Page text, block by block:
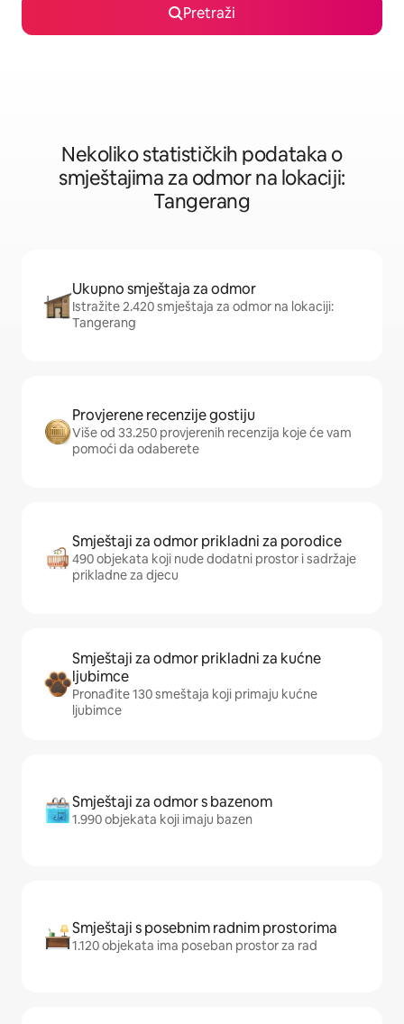
Pretraži
Nekoliko statističkih podataka o
smještajima za odmor na lokaciji:
Tangerang
Ukupno smještaja za odmor
Istražite 2.420 smještaja za odmor na lokaciji:
Tangerang
Provjerene recenzije gostiju
Više od 33.250 provjerenih recenzija koje će vam
pomoći da odaberete
Smještaji za odmor prikladni za porodice
490 objekata koji nude dodatni prostor i sadržaje
prikladne za djecu
Smještaji za odmor prikladni za kućne
ljubimce
Pronađite 130 smeštaja koji primaju kućne
ljubimce
Smještaji za odmor s bazenom
1.990 objekata koji imaju bazen
Smještaji s posebnim radnim prostorima
1.120 objekata ima poseban prostor za rad